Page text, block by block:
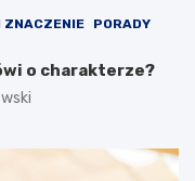
ZNACZENIE
PORADY
o charakterze?